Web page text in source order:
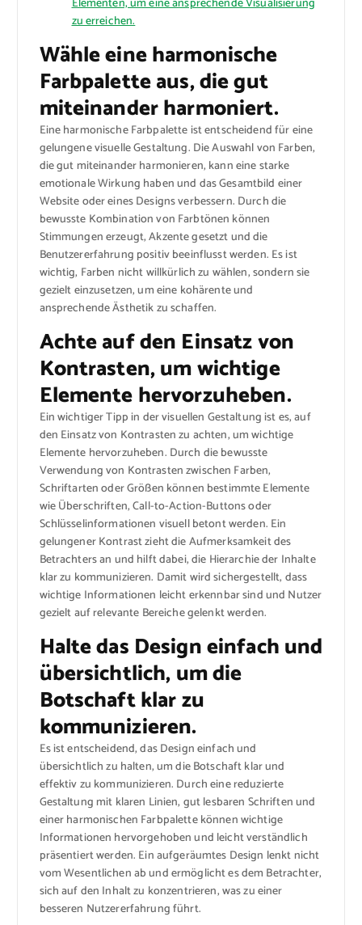
Elementen, um eine ansprechende Visualisierung
zu erreichen.
Wähle eine harmonische
Farbpalette aus, die gut
miteinander harmoniert.
Eine harmonische Farbpalette ist entscheidend für eine
gelungene visuelle Gestaltung. Die Auswahl von Farben,
die gut miteinander harmonieren, kann eine starke
emotionale Wirkung haben und das Gesamtbild einer
Website oder eines Designs verbessern. Durch die
bewusste Kombination von Farbtönen können
Stimmungen erzeugt, Akzente gesetzt und die
Benutzererfahrung positiv beeinflusst werden. Es ist
wichtig, Farben nicht willkürlich zu wählen, sondern sie
gezielt einzusetzen, um eine kohärente und
ansprechende Ästhetik zu schaffen.
Achte auf den Einsatz von
Kontrasten, um wichtige
Elemente hervorzuheben.
Ein wichtiger Tipp in der visuellen Gestaltung ist es, auf
den Einsatz von Kontrasten zu achten, um wichtige
Elemente hervorzuheben. Durch die bewusste
Verwendung von Kontrasten zwischen Farben,
Schriftarten oder Größen können bestimmte Elemente
wie Überschriften, Call-to-Action-Buttons oder
Schlüsselinformationen visuell betont werden. Ein
gelungener Kontrast zieht die Aufmerksamkeit des
Betrachters an und hilft dabei, die Hierarchie der Inhalte
klar zu kommunizieren. Damit wird sichergestellt, dass
wichtige Informationen leicht erkennbar sind und Nutzer
gezielt auf relevante Bereiche gelenkt werden.
Halte das Design einfach und
übersichtlich, um die
Botschaft klar zu
kommunizieren.
Es ist entscheidend, das Design einfach und
übersichtlich zu halten, um die Botschaft klar und
effektiv zu kommunizieren. Durch eine reduzierte
Gestaltung mit klaren Linien, gut lesbaren Schriften und
einer harmonischen Farbpalette können wichtige
Informationen hervorgehoben und leicht verständlich
präsentiert werden. Ein aufgeräumtes Design lenkt nicht
vom Wesentlichen ab und ermöglicht es dem Betrachter,
sich auf den Inhalt zu konzentrieren, was zu einer
besseren Nutzererfahrung führt.